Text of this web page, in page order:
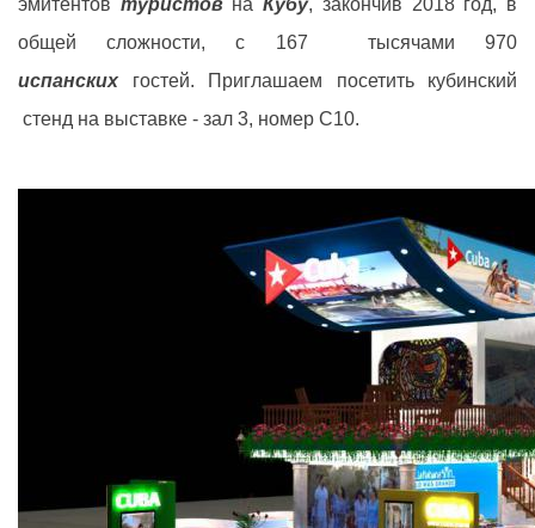
эмитентов туристовнаКубу, закончив 2018 год, в
общей сложности, с 167 тысячами 970
испанских гостей. Приглашаем посетить кубинский
стенд на выставке - зал 3, номер C10.